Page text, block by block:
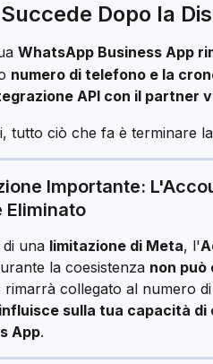
Dopo la
WhatsApp Business App
numero di telefono e la
API con il partner
tutto ciò che fa è terminare la
Importante:
Eliminato
una limitazione di Meta, l'
la coesistenza non può
rimarrà collegato al numero
sulla tua capacità
App.